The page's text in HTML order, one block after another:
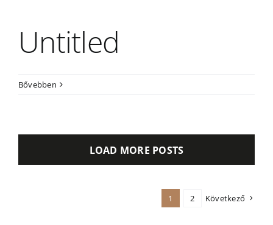
Untitled
Bővebben
LOAD MORE POSTS
1 2 Következő